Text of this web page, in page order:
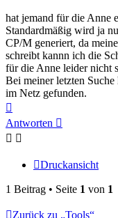
hat jemand für die Anne
Standardmäßig wird ja
CP/M generiert, da
schreibt kannn ich die
für die Anne leider nicht
Bei meiner letzten
im Netz gefunden.
oben
Antworten
Druckansicht
1 Beitrag • Seite 1 von 1
Zurück zu „Tools“